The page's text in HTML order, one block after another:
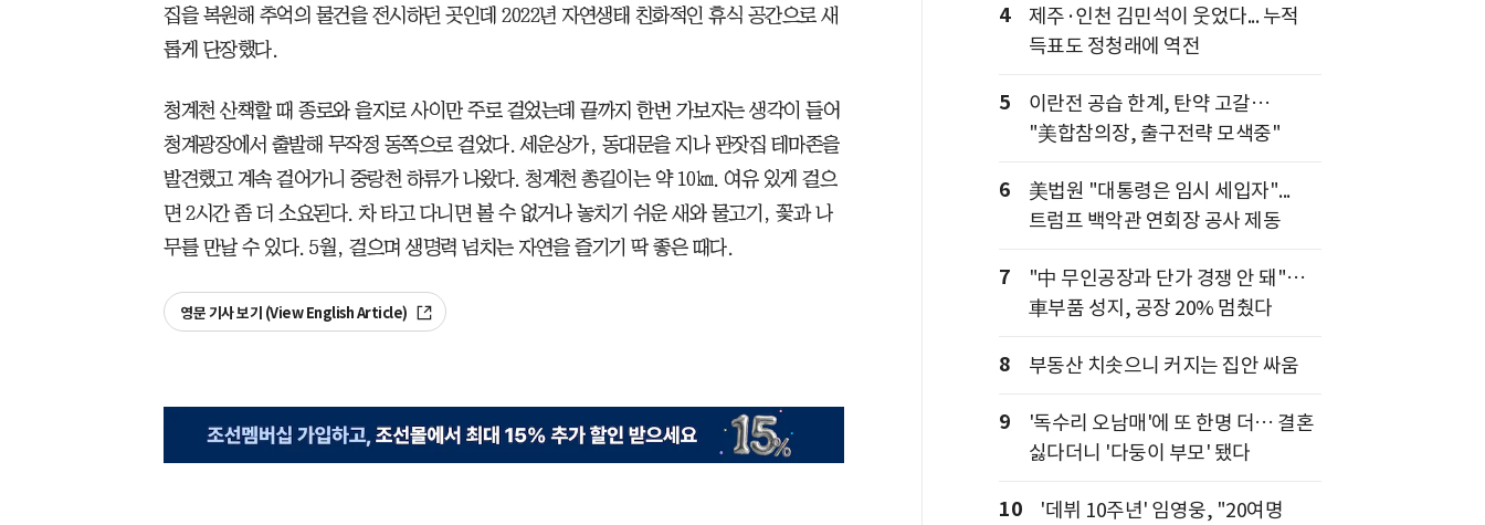
집을 복원해 추억의 물건을 전시하던 곳인데 2022년 자연생태 친화적인 휴식 공간으로 새
롭게 단장했다.
청계천 산책할 때 종로와 을지로 사이만 주로 걸었는데 끝까지 한번 가보자는 생각이 들어
청계광장에서 출발해 무작정 동쪽으로 걸었다. 세운상가, 동대문을 지나 판잣집 테마존을
발견했고 계속 걸어가니 중랑천 하류가 나왔다. 청계천 총길이는 약 10㎞. 여유 있게 걸으
면 2시간 좀 더 소요된다. 차 타고 다니면 볼 수 없거나 놓치기 쉬운 새와 물고기, 꽃과 나
무를 만날 수 있다. 5월, 걸으며 생명력 넘치는 자연을 즐기기 딱 좋은 때다.
영문 기사 보기 (View English Article)
4
제주·인천 김민석이 웃었다... 누적
득표도 정청래에 역전
5
이란전 공습 한계, 탄약 고갈…
"美합참의장, 출구전략 모색중"
6
美법원 "대통령은 임시 세입자"...
트럼프 백악관 연회장 공사 제동
7
"中 무인공장과 단가 경쟁 안 돼"…
車부품 성지, 공장 20% 멈췄다
8 부동산 치솟으니 커지는 집안 싸움
9
'독수리 오남매'에 또 한명 더… 결혼
싫다더니 '다둥이 부모' 됐다
10
'데뷔 10주년' 임영웅, "20여명